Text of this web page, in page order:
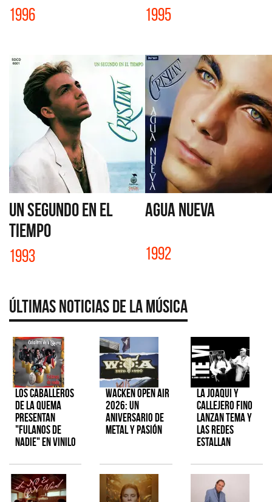
1996 1995
UN SEGUNDO EN EL
TIEMPO
1993
AGUA NUEVA
1992
Últimas Noticias de la Música
Los Caballeros
de la Quema
presentan
"Fulanos de
Nadie" en vinilo
Wacken Open Air
2026: Un
aniversario de
metal y pasión
La Joaqui y
Callejero Fino
lanzan tema y
las redes
estallan